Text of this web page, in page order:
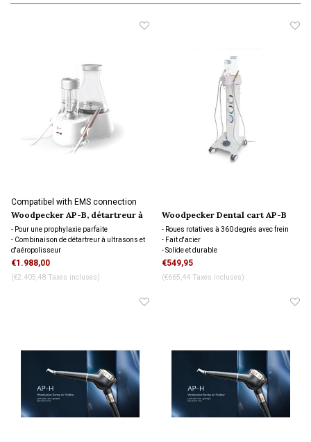
Compatibel with EMS connection
Woodpecker AP-B, détartreur à
ultrasons et polisseuse à air
- Pour une prophylaxie parfaite
- Combinaison de détartreur à ultrasons et
d'aéropolisseur
- Comprend des poudres de bicarbonate et
- Complet avec conseils et accessoires
€1.988,00
(€2.405,48 Taxes incluses)
Woodpecker Dental cart AP-B
- Roues rotatives à 360 degrés avec frein
- Fait d'acier
- Solide et durable
€549,95
(€665,44 Taxes incluses)